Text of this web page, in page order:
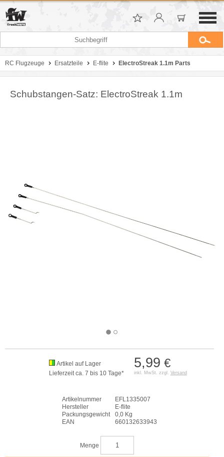
RC Flugzeuge Ersatzteile E-flite ElectroStreak 1.1m Parts
Schubstangen-Satz: ElectroStreak 1.1m
5,99 €
inkl. MwSt. zzgl. Versand
Artikel auf Lager
Lieferzeit ca. 7 bis 10 Tage*
Artikelnummer
EFL1335007
Hersteller
E-flite
Packungsgewicht
0,0 Kg
EAN
660132633943
Menge